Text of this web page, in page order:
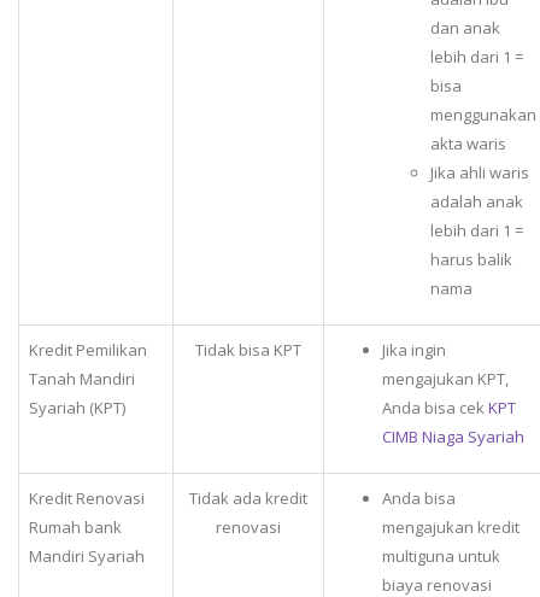
dan anak
lebih dari 1 =
bisa
menggunakan
akta waris
Jika ahli waris
adalah anak
lebih dari 1 =
harus balik
nama
Kredit Pemilikan
Tanah Mandiri
Syariah (KPT)
Tidak bisa KPT
Jika ingin
mengajukan KPT,
Anda bisa cekKPT
CIMB Niaga Syariah
Kredit Renovasi
Rumah bank
Mandiri Syariah
Tidak ada kredit
renovasi
Anda bisa
mengajukan kredit
multiguna untuk
biaya renovasi